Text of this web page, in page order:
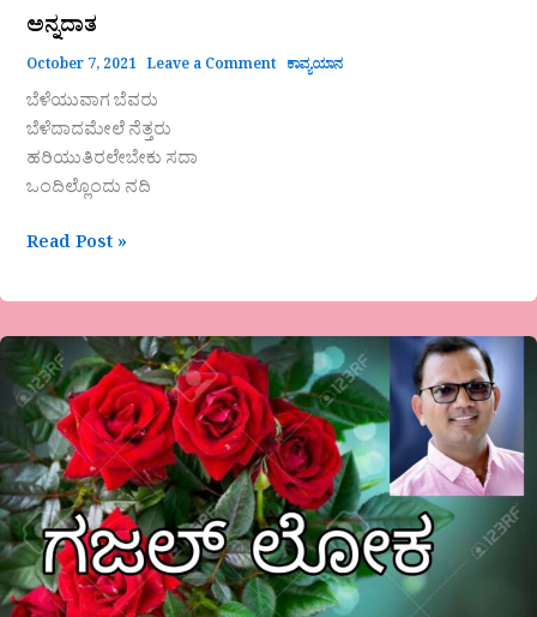
ಅನ್ನದಾತ
October 7, 2021 Leave a Comment ಕಾವ್ಯಯಾನ
ಬೆಳೆಯುವಾಗ ಬೆವರು
ಬೆಳೆದಾದಮೇಲೆ ನೆತ್ತರು
ಹರಿಯುತಿರಲೇಬೇಕು ಸದಾ
ಒಂದಿಲ್ಲೊಂದು ನದಿ
Read Post »